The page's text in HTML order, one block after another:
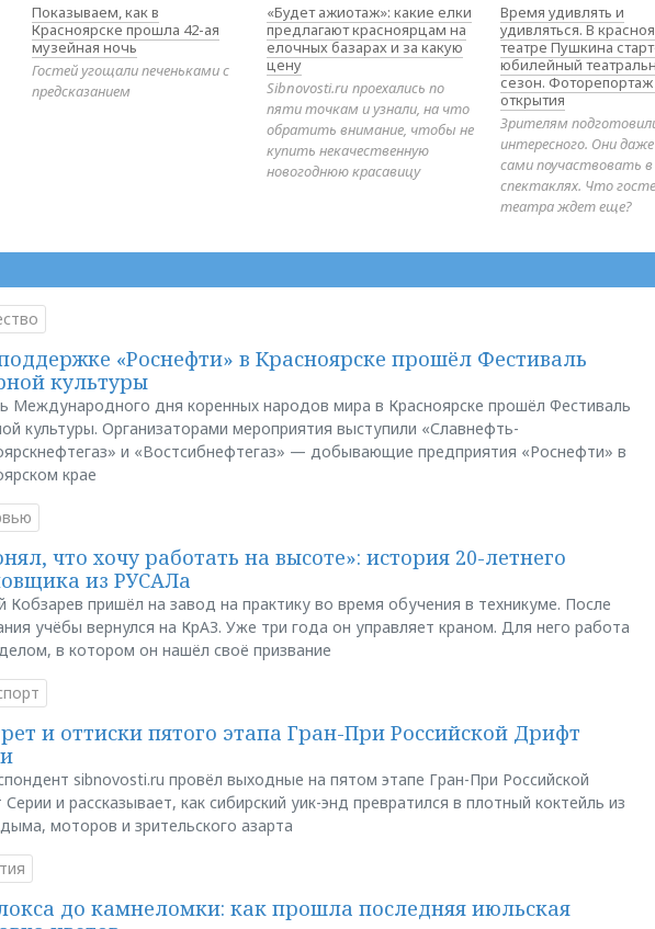
Показываем, как в
Красноярске прошла 42-ая
музейная ночь
Гостей угощали печеньками с
предсказанием
«Будет ажиотаж»: какие елки
предлагают красноярцам на
елочных базарах и за какую
цену
Sibnovosti.ru проехались по
пяти точкам и узнали, на что
обратить внимание, чтобы не
купить некачественную
новогоднюю красавицу
Время удивлять и
удивляться. В
театре Пушкина
юбилейный
сезон. Фоторепортаж
открытия
Зрителям
интересного. Они
сами поучаствовать в
спектаклях. Что
театра ждет еще?
«Роснефти» в Красноярске прошёл Фестиваль
культуры
Международного дня коренных народов мира в Красноярске прошёл Фестиваль
культуры. Организаторами мероприятия выступили «Славнефть-
и «Востсибнефтегаз» — добывающие предприятия «Роснефти» в
крае
что хочу работать на высоте»: история 20-летнего
из РУСАЛа
Кобзарев пришёл на завод на практику во время обучения в техникуме. После
учёбы вернулся на КрАЗ. Уже три года он управляет краном. Для него работа
в котором он нашёл своё призвание
и оттиски пятого этапа Гран-При Российской Дрифт
sibnovosti.ru провёл выходные на пятом этапе Гран-При Российской
и рассказывает, как сибирский уик-энд превратился в плотный коктейль из
моторов и зрительского азарта
до камнеломки: как прошла последняя июльская